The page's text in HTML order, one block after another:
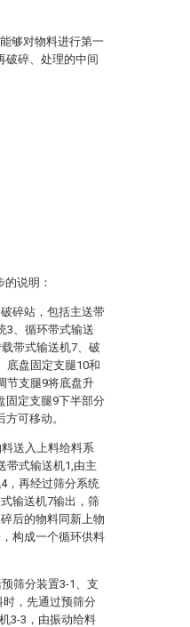
够对物料进行第一
破碎、处理的中间
说明：
碎站，包括主送带
3、循环带式输送
带式输送机7、破
底盘固定支腿10和
节支腿9将底盘升
固定支腿9下半部分
可移动。
送入上料给料系
带式输送机1,由主
，再经过筛分系统
输送机7输出，筛
后的物料同新上物
构成一个循环供料
筛分装置3-1、支
，先通过预筛分
3-3，由振动给料